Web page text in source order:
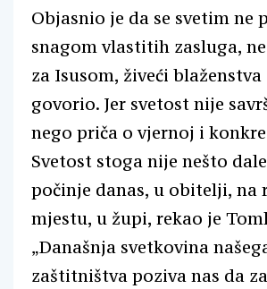
Objasnio je da se svetim ne
snagom vlastitih zasluga,
za Isusom, živeći
govorio. Jer svetost nije
nego priča o vjernoj i
Svetost stoga nije nešto
počinje danas, u obitelji, na
mjestu, u župi, rekao je
„Današnja svetkovina
zaštitništva poziva nas da